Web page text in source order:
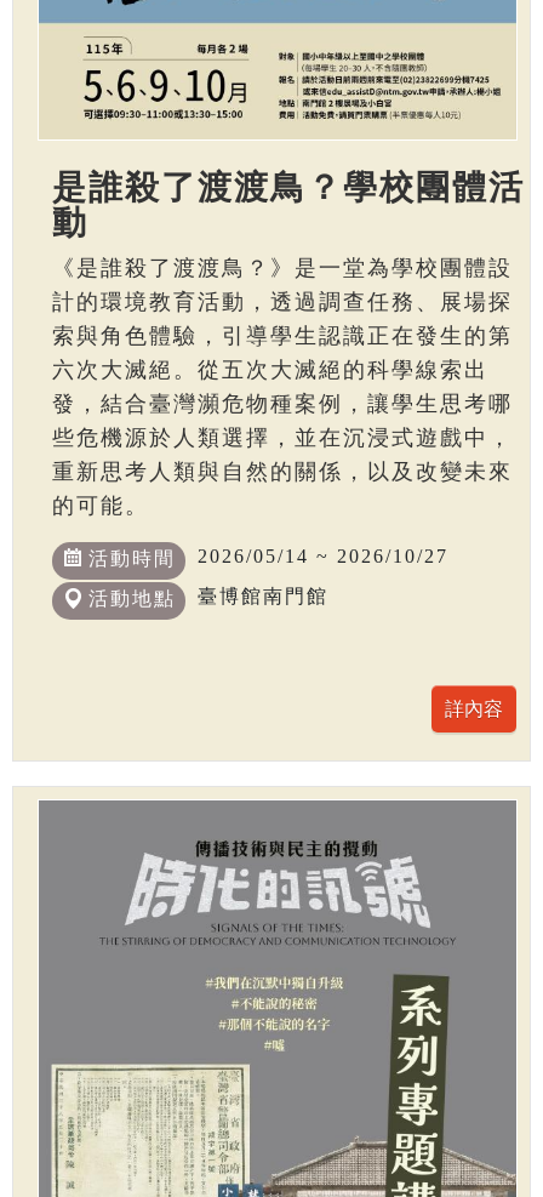
是誰殺了渡渡鳥？學校團體活
動
《是誰殺了渡渡鳥？》是一堂為學校團體設
計的環境教育活動，透過調查任務、展場探
索與角色體驗，引導學生認識正在發生的第
六次大滅絕。從五次大滅絕的科學線索出
發，結合臺灣瀕危物種案例，讓學生思考哪
些危機源於人類選擇，並在沉浸式遊戲中，
重新思考人類與自然的關係，以及改變未來
的可能。
活動時間 2026/05/14 ~ 2026/10/27
活動地點 臺博館南門館